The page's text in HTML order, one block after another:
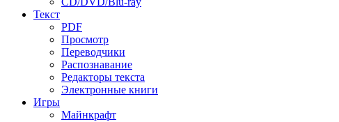
Текст
PDF
Просмотр
Переводчики
Распознавание
Редакторы текста
Электронные книги
Игры
Майнкрафт